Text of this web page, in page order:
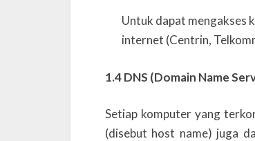
Untuk dapat mengakses
internet (Centrin,
1.4 DNS (Domain Name
Setiap komputer yang
(disebut host name) juga